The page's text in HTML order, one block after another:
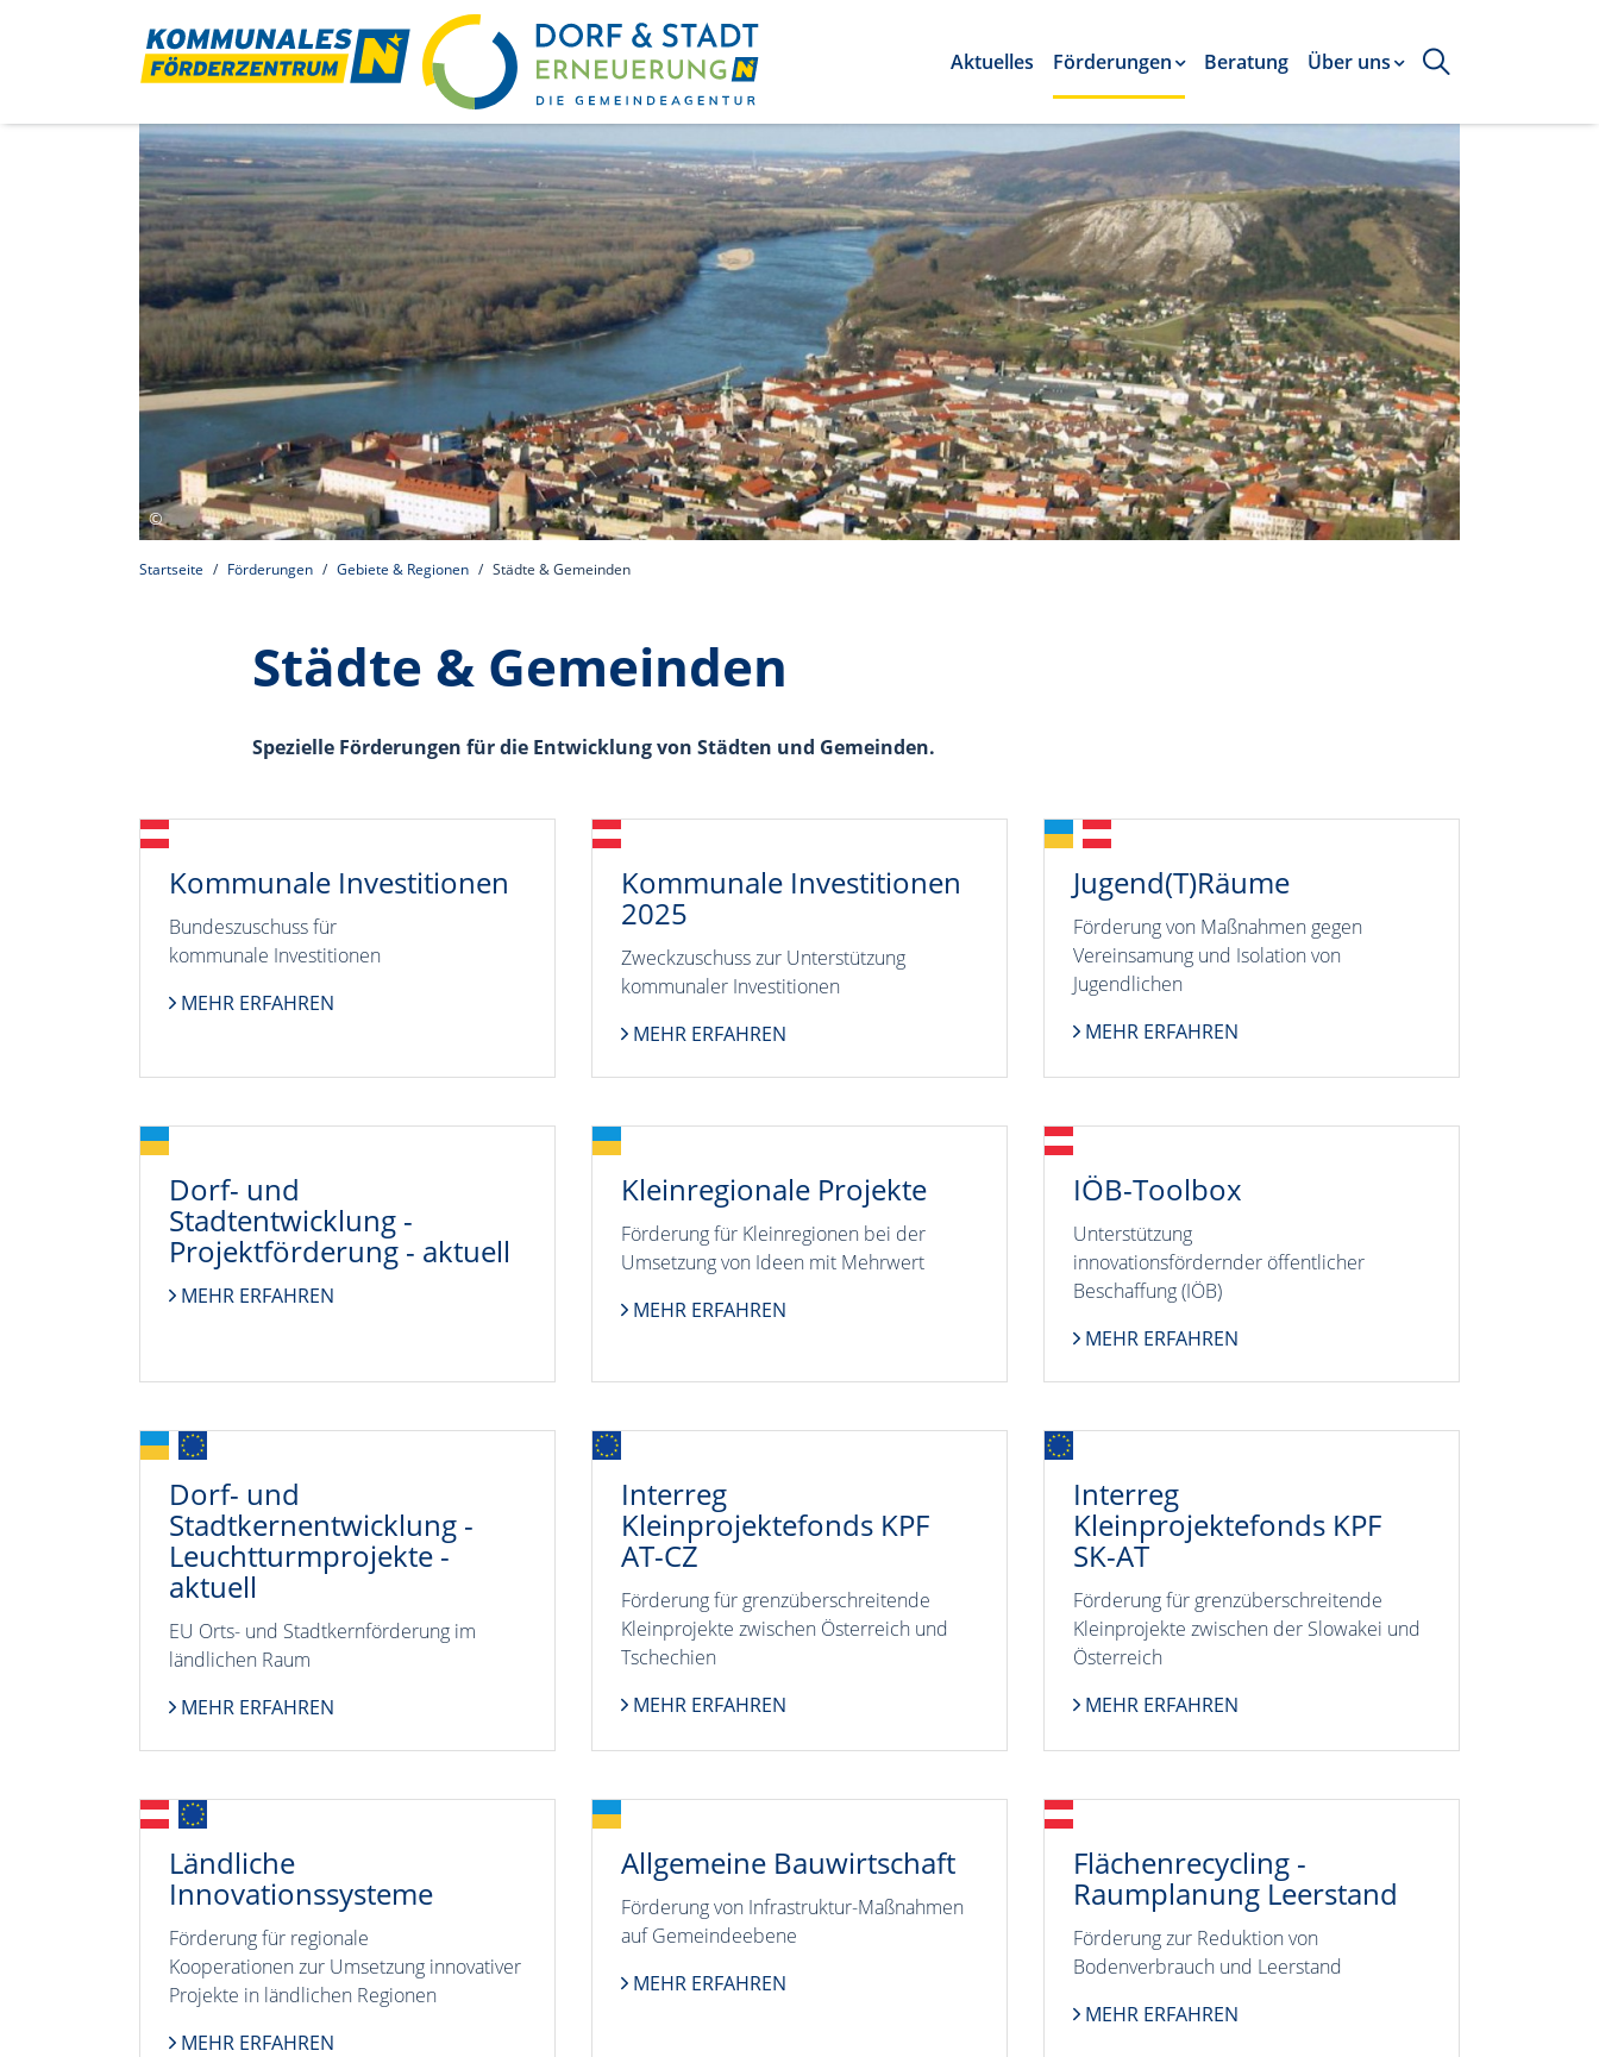
Aktuelles Förderungen Beratung Über uns
Startseite Förderungen Gebiete & Regionen Städte & Gemeinden
Städte & Gemeinden
Spezielle Förderungen für die Entwicklung von Städten und Gemeinden.
Kommunale Investitionen
Bundeszuschuss für
kommunale Investitionen
MEHR ERFAHREN
Kommunale Investitionen
2025
Zweckzuschuss zur Unterstützung
kommunaler Investitionen
MEHR ERFAHREN
Jugend(T)Räume
Förderung von Maßnahmen gegen
Vereinsamung und Isolation von
Jugendlichen
MEHR ERFAHREN
Dorf- und
Stadtentwicklung -
Projektförderung - aktuell
MEHR ERFAHREN
Kleinregionale Projekte
Förderung für Kleinregionen bei der
Umsetzung von Ideen mit Mehrwert
MEHR ERFAHREN
IÖB-Toolbox
Unterstützung
innovationsfördernder öffentlicher
Beschaffung (IÖB)
MEHR ERFAHREN
Dorf- und
Stadtkernentwicklung -
Leuchtturmprojekte -
aktuell
EU Orts- und Stadtkernförderung im
ländlichen Raum
MEHR ERFAHREN
Interreg
Kleinprojektefonds KPF
AT-CZ
Förderung für grenzüberschreitende
Kleinprojekte zwischen Österreich und
Tschechien
MEHR ERFAHREN
Interreg
Kleinprojektefonds KPF
SK-AT
Förderung für grenzüberschreitende
Kleinprojekte zwischen der Slowakei und
Österreich
MEHR ERFAHREN
Ländliche
Innovationssysteme
Förderung für regionale
Kooperationen zur Umsetzung innovativer
Projekte in ländlichen Regionen
MEHR ERFAHREN
Allgemeine Bauwirtschaft
Förderung von Infrastruktur-Maßnahmen
auf Gemeindeebene
MEHR ERFAHREN
Flächenrecycling -
Raumplanung Leerstand
Förderung zur Reduktion von
Bodenverbrauch und Leerstand
MEHR ERFAHREN